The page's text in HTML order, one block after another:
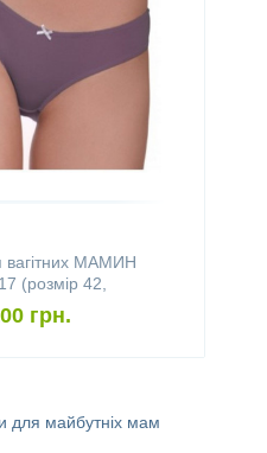
вагітних МАМИН
(розмір 42,
грн.
для майбутніх мам